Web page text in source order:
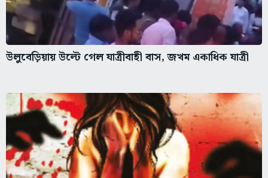
উলুবেড়িয়ায় উল্টে গেল যাত্রীবাহী বাস, জখম একাধিক যাত্রী